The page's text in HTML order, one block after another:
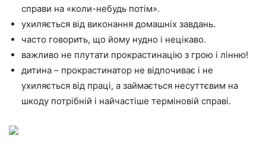
справи на «коли-небудь потім».
ухиляється від виконання домашніх завдань.
часто говорить, що йому нудно і нецікаво.
важливо не плутати прокрастинацію з грою і лінню!
дитина – прокрастинатор не відпочиває і не
ухиляється від праці, а займається несуттєвим на
шкоду потрібній і найчастіше терміновій справі.